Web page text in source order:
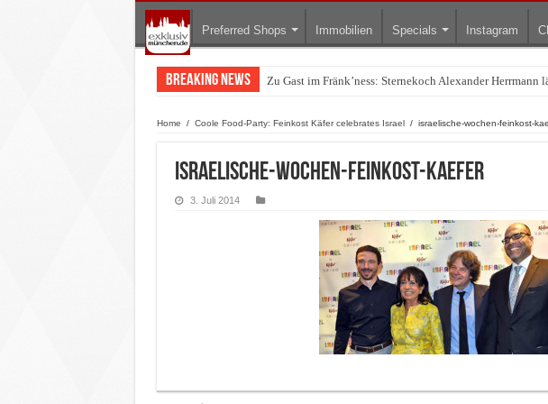
Preferred Shops Immobilien Specials Instagram
Breaking News Zu Gast im Fränk’ness: Sternekoch Alexander Herrmann
Warum München gerade zum Treffpunkt der Lingerie-
Home / Coole Food-Party: Feinkost Käfer celebrates Israel / israelische-wochen-feinkost-
israelische-wochen-feinkost-kaefer
3. Juli 2014